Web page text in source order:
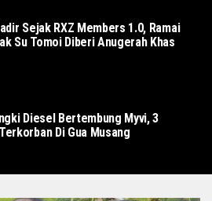
Sejak RXZ Members 1.0, Ramai
Su Tomoi Diberi Anugerah Khas
Diesel Bertembung Myvi, 3
Di Gua Musang